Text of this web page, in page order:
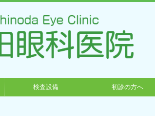
検査設備 初診の方へ